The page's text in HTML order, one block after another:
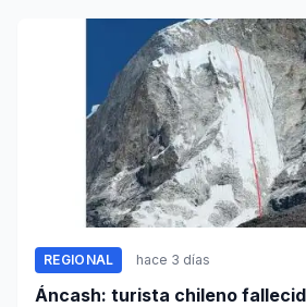
REGIONAL hace 3 días
Áncash: turista chileno